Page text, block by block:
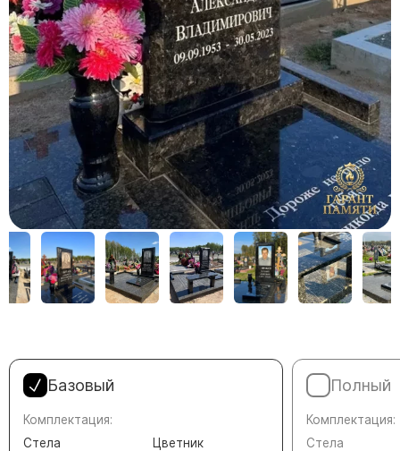
Cкульптуры ангел
Детские памятники
Памятники Мусульманские
Памятники Армянские
Европейские памятники
Памятники "Клипарт"
Семейные памятники ( памятники на двоих )
Памятники в форме креста
Зеркальные памятники
Памятники из белого мрамора Коелга
Креативные памятники
Кресты из белого мрамора
Памятники в виде гитары
Памятники из цветного гранита
Базовый
Комплектация:
Стела
Цветник
Полный
Комплектация:
Стела